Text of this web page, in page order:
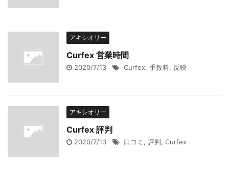
アキシオリー
Curfex 営業時間
2020/7/13 Curfex, 手数料, 反映
アキシオリー
Curfex 評判
2020/7/13 口コミ , 評判, Curfex